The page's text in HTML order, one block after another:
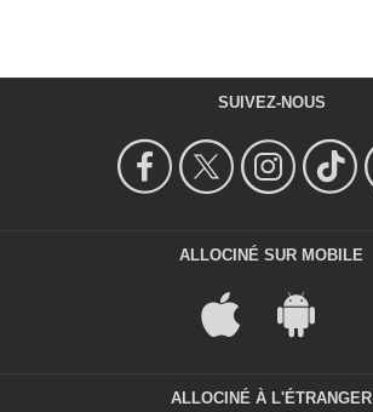
SUIVEZ-NOUS
ALLOCINÉ SUR MOBILE
ALLOCINÉ À L'ÉTRANGER